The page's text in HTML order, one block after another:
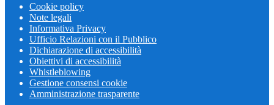
Cookie policy
Note legali
Informativa Privacy
Ufficio Relazioni con il Pubblico
Dichiarazione di accessibilità
Obiettivi di accessibilità
Whistleblowing
Gestione consensi cookie
Amministrazione trasparente